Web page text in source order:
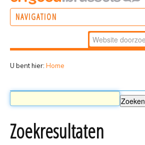
NAVIGATION
Zoek
Geavanceerd
U bent hier: Home
Zoekresultaten